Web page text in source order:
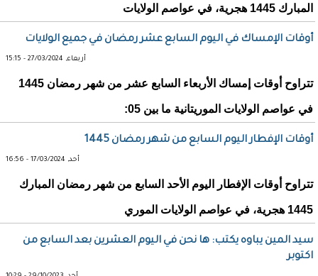
المبارك 1445 هجرية، في عواصم الولايات
أوقات الإمساك في اليوم السابع عشر رمضان في جميع الولايات
أربعاء, 27/03/2024 - 15:15
تتراوح أوقات إمساك الأربعاء السابع عشر من شهر رمضان 1445
في عواصم الولايات الموريتانية ما بين 05:
أوقات الإفطار اليوم السابع من شهر رمضان 1445
أحد, 17/03/2024 - 16:56
تتراوح أوقات الإفطار اليوم الأحد السابع من شهر رمضان المبارك
1445 هجرية، في عواصم الولايات الموري
سيد المين يباوه يكتب: ها نحن في اليوم العشرين بعد السابع من
اكتوبر